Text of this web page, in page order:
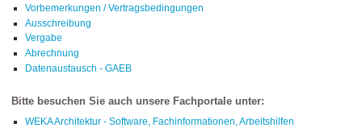
Vorbemerkungen / Vertragsbedingungen
Ausschreibung
Vergabe
Abrechnung
Datenaustausch - GAEB
Bitte besuchen Sie auch unsere Fachportale unter:
WEKA Architektur - Software, Fachinformationen, Arbeitshilfen